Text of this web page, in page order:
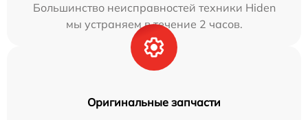
Большинство неисправностей техники Hiden
мы устраняем в течение 2 часов.
Оригинальные запчасти